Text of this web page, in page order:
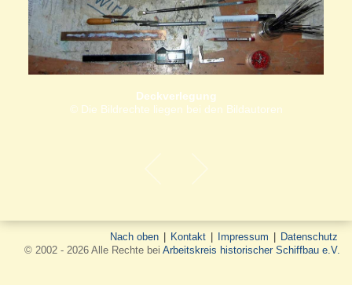
Deckverlegung
© Die Bildrechte liegen bei den Bildautoren
Nach oben Kontakt Impressum
Datenschutz
© 2002 - 2026 Alle Rechte bei Arbeitskreis historischer Schiffbau e.V.